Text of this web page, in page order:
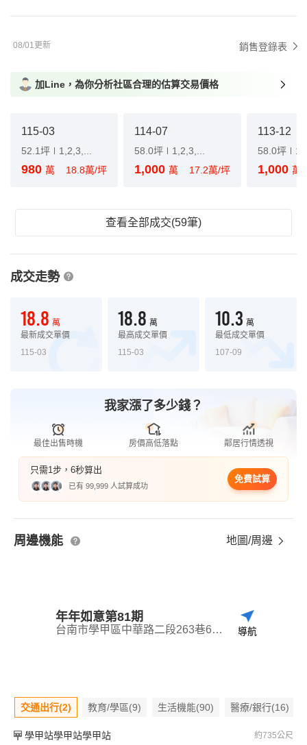
08/01更新 銷售登錄表
加Line，為你分析社區合理的估算交易價格
115-03
52.1坪 1,2,3,...
980 萬 18.8萬/坪
114-07
58.0坪 1,2,3,...
1,000 萬 17.2萬/坪
113-12
58.0坪
1,000 萬
查看全部成交(59筆)
成交走勢
18.8 萬
最新成交單價
115-03
18.8 萬
最高成交單價
115-03
10.3 萬
最低成交單價
107-09
我家漲了多少錢？
最佳出售時機 房價高低落點 鄰居行情透視
只需1步，6秒算出
已有 99,999 人試算成功
免費試算
周邊機能 地圖/周邊
年年如意第81期
台南市學甲區中華路二段263巷6弄23號 導航
交通出行(2) 教育/學區(9) 生活機能(90) 醫療/銀行(16)
學甲站學甲站學甲站 約735公尺